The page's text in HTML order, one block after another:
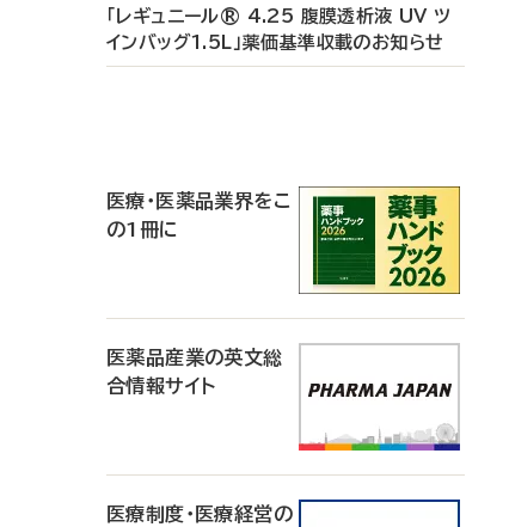
「レギュニール® 4.25 腹膜透析液 UV ツ
インバッグ1.5L」薬価基準収載のお知らせ
医療・医薬品業界をこ
の1冊に
医薬品産業の英文総
合情報サイト
医療制度・医療経営の